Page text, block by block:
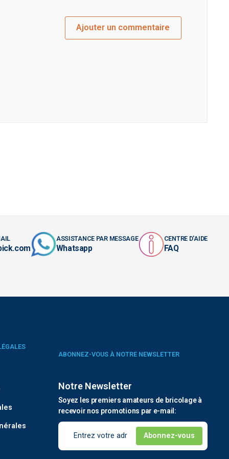
Ajouter un commentaire
ASSISTANCE PAR MESSAGE
Whatsapp
CENTRE D'AIDE
FAQ
ABONNEZ-VOUS À NOTRE NEWSLETTER
Notre Newsletter
Soyez les premiers amateurs de bricolage à
recevoir nos promotions par e-mail: